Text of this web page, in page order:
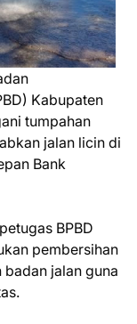
Kabupaten
tumpahan
jalan licin di
Bank
BPBD
pembersihan
jalan guna